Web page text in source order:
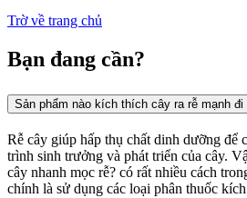
Trờ về trang chủ
Bạn đang cần?
Sản phẩm nào kích thích cây ra rễ mạnh
Rễ cây giúp hấp thụ chất dinh dưỡng để
trình sinh trưởng và phát triển của cây.
cây nhanh mọc rễ? có rất nhiều cách
chính là sử dụng các loại phân thuốc